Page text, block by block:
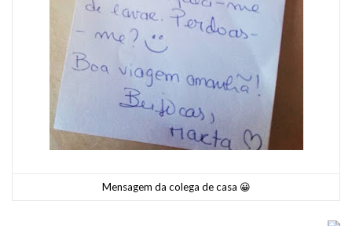
Mensagem da colega de casa 😀